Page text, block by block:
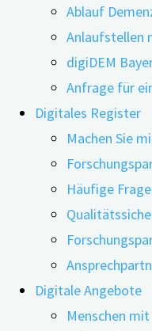
Ablauf
Anlaufstellen
digiDEM
Anfrage für
Digitales Register
Machen Sie
Häufige
Digitale Angebote
Menschen
31.05.2023
Mit einer neuen
informiert das
(digiDEM Bayern)
Angebote für